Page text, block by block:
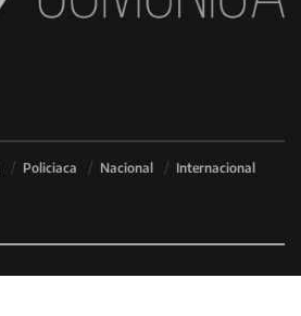
Policiaca Nacional Internacional